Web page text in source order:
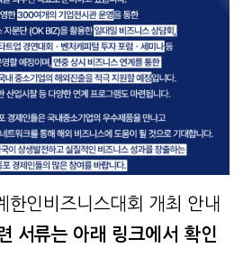
인비즈니스대회 개최 안내
서류는 아래 링크에서 확인